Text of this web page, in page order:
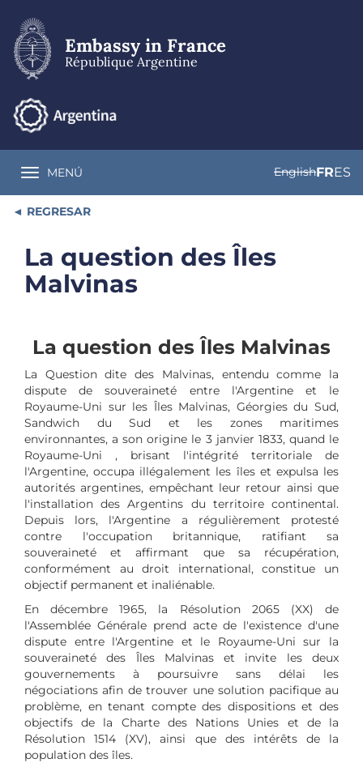
main
content
Embassy in France
République Argentine
Toggle navigation
MENÚ EnglishFRES
REGRESAR
La question des Îles
Malvinas
La question des Îles Malvinas
La Question dite des Malvinas, entendu comme la
dispute de souveraineté entre l'Argentine et le
Royaume-Uni sur les Îles Malvinas, Géorgies du Sud,
Sandwich du Sud et les zones maritimes
environnantes, a son origine le 3 janvier 1833, quand le
Royaume-Uni , brisant l'intégrité territoriale de
l'Argentine, occupa illégalement les îles et expulsa les
autorités argentines, empêchant leur retour ainsi que
l'installation des Argentins du territoire continental.
Depuis lors, l'Argentine a régulièrement protesté
contre l'occupation britannique, ratifiant sa
souveraineté et affirmant que sa récupération,
conformément au droit international, constitue un
objectif permanent et inaliénable.
En décembre 1965, la Résolution 2065 (XX) de
l'Assemblée Générale prend acte de l'existence d'une
dispute entre l'Argentine et le Royaume-Uni sur la
souveraineté des Îles Malvinas et invite les deux
gouvernements à poursuivre sans délai les
négociations afin de trouver une solution pacifique au
problème, en tenant compte des dispositions et des
objectifs de la Charte des Nations Unies et de la
Résolution 1514 (XV), ainsi que des intérêts de la
population des îles.